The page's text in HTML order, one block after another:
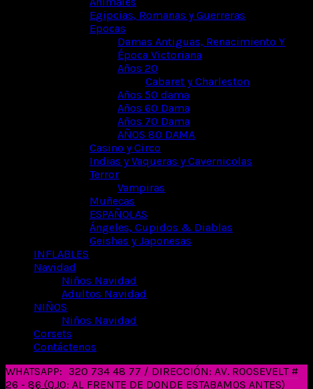
Egipcias, Romanas y Guerreras
Epocas
Damas Antiguas, Renacimiento Y
Época Victoriana
Años 20
Cabaret y Charleston
Años 50 dama
Años 60 Dama
Años 70 Dama
AÑOS 80 DAMA
Casino y Circo
Indias y Vaqueras y Cavernicolas
Terror
Vampiras
Muñecas
ESPAÑOLAS
Ángeles, Cupidos & Diablas
Geishas y Japonesas
INFLABLES
Navidad
Niños Navidad
Adultos Navidad
NIÑOS
Niños Navidad
Corsets
Contáctenos
WHATSAPP: 320 734 48 77 / DIRECCIÓN: AV. ROOSEVELT #
26 - 86 (OJO: AL FRENTE DE DONDE ESTABAMOS ANTES)